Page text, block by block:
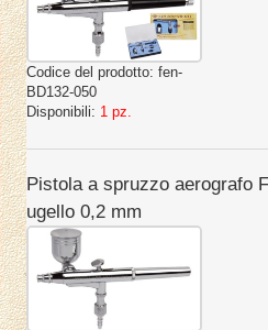
Codice del prodotto: fen-
BD132-050
Disponibili: 1 pz.
Pistola a spruzzo aerografo
ugello 0,2 mm